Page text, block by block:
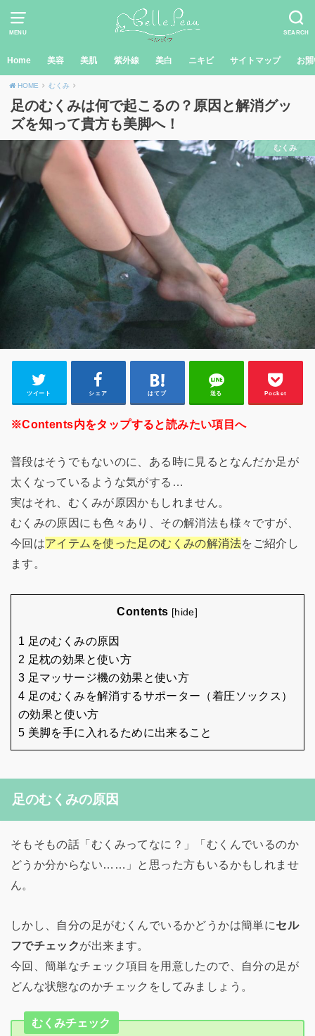
MENU SEARCH
Home 美容 美肌 紫外線 美白 ニキビ サイトマップ お
HOME むくみ
足のむくみは何で起こるの？原因と解消グッ
ズを知って貴方も美脚へ！
むくみ
ツイート シェア はてブ 送る Pocket
※Contents内をタップすると読みたい項目へ
普段はそうでもないのに、ある時に見るとなんだか足が
太くなっているような気がする…
実はそれ、むくみが原因かもしれません。
むくみの原因にも色々あり、その解消法も様々ですが、
今回はアイテムを使った足のむくみの解消法をご紹介し
ます。
Contents [hide]
1 足のむくみの原因
2 足枕の効果と使い方
3 足マッサージ機の効果と使い方
4 足のむくみを解消するサポーター（着圧ソックス）
の効果と使い方
5 美脚を手に入れるために出来ること
足のむくみの原因
そもそもの話「むくみってなに？」「むくんでいるのか
どうか分からない……」と思った方もいるかもしれませ
ん。
しかし、自分の足がむくんでいるかどうかは簡単にセル
フでチェックが出来ます。
今回、簡単なチェック項目を用意したので、自分の足が
どんな状態なのかチェックをしてみましょう。
むくみチェック